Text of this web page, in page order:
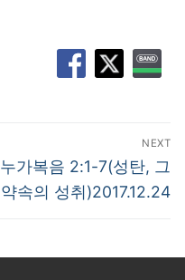
NEXT
Next
post:
누가복음 2:1-7(성탄, 그
약속의 성취)2017.12.24